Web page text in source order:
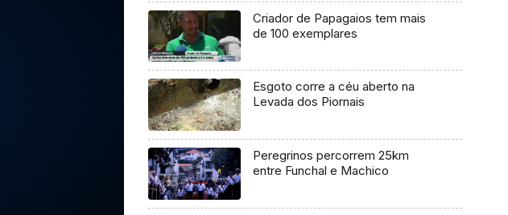
Criador de Papagaios tem mais
de 100 exemplares
Esgoto corre a céu aberto na
Levada dos Piornais
Peregrinos percorrem 25km
entre Funchal e Machico